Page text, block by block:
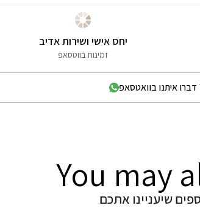
יחס אישי ושירות אדיב
זמינות בווטסאפ
איתנו בוואטסאפ
You may
שיעניינו אתכם